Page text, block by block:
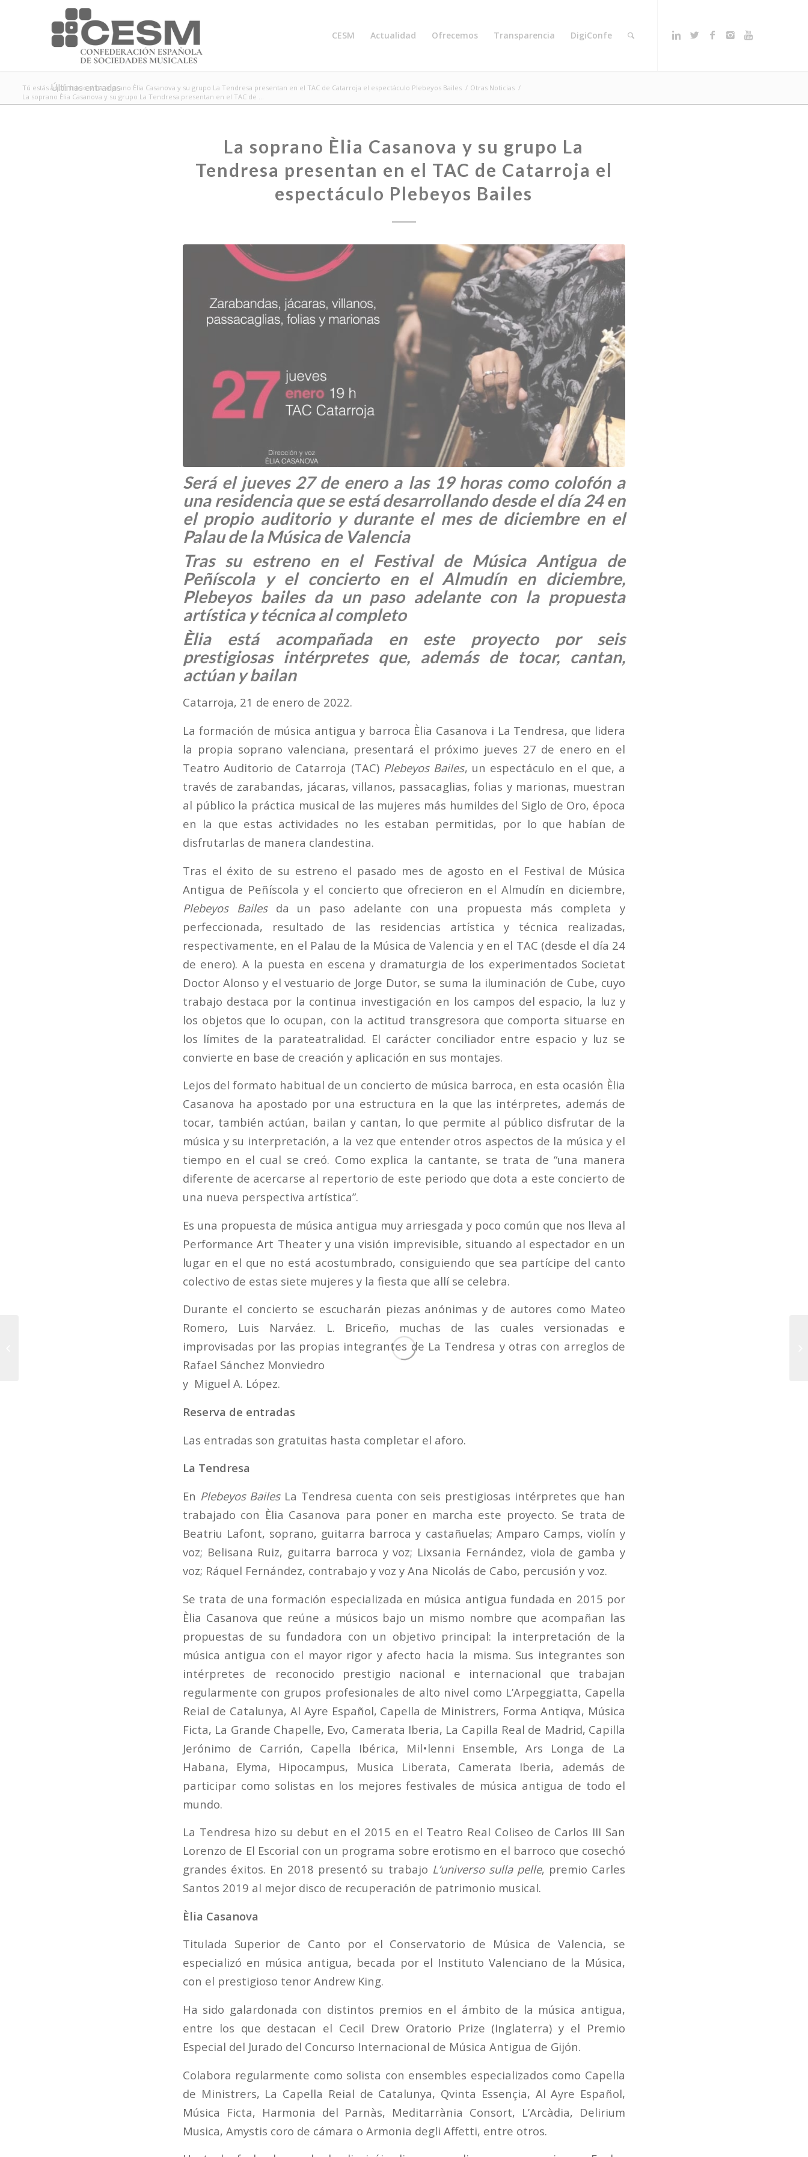
CESM Actualidad Ofrecemos Transparencia DigiConfe
Últimas entradas
Tú estás aquí: Inicio / La soprano Èlia Casanova y su grupo La Tendresa presentan en el TAC de Catarroja el espectáculo Plebeyos Bailes / Otras Noticias /
La soprano Èlia Casanova y su grupo La Tendresa presentan en el TAC de ...
La soprano Èlia Casanova y su grupo La
Tendresa presentan en el TAC de Catarroja el
espectáculo Plebeyos Bailes
Será el jueves 27 de enero a las 19 horas como colofón a
una residencia que se está desarrollando desde el día 24 en
el propio auditorio y durante el mes de diciembre en el
Palau de la Música de Valencia
Tras su estreno en el Festival de Música Antigua de
Peñíscola y el concierto en el Almudín en diciembre,
Plebeyos bailes da un paso adelante con la propuesta
artística y técnica al completo
Èlia está acompañada en este proyecto por seis
prestigiosas intérpretes que, además de tocar, cantan,
actúan y bailan
Catarroja, 21 de enero de 2022.
La formación de música antigua y barroca Èlia Casanova i La Tendresa, que lidera
la propia soprano valenciana, presentará el próximo jueves 27 de enero en el
Teatro Auditorio de Catarroja (TAC) Plebeyos Bailes, un espectáculo en el que, a
través de zarabandas, jácaras, villanos, passacaglias, folias y marionas, muestran
al público la práctica musical de las mujeres más humildes del Siglo de Oro, época
en la que estas actividades no les estaban permitidas, por lo que habían de
disfrutarlas de manera clandestina.
Tras el éxito de su estreno el pasado mes de agosto en el Festival de Música
Antigua de Peñíscola y el concierto que ofrecieron en el Almudín en diciembre,
Plebeyos Bailesda un paso adelante con una propuesta más completa y
perfeccionada, resultado de las residencias artística y técnica realizadas,
respectivamente, en el Palau de la Música de Valencia y en el TAC (desde el día 24
de enero). A la puesta en escena y dramaturgia de los experimentados Societat
Doctor Alonso y el vestuario de Jorge Dutor, se suma la iluminación de Cube, cuyo
trabajo destaca por la continua investigación en los campos del espacio, la luz y
los objetos que lo ocupan, con la actitud transgresora que comporta situarse en
los límites de la parateatralidad. El carácter conciliador entre espacio y luz se
convierte en base de creación y aplicación en sus montajes.
Lejos del formato habitual de un concierto de música barroca, en esta ocasión Èlia
Casanova ha apostado por una estructura en la que las intérpretes, además de
tocar, también actúan, bailan y cantan, lo que permite al público disfrutar de la
música y su interpretación, a la vez que entender otros aspectos de la música y el
tiempo en el cual se creó. Como explica la cantante, se trata de “una manera
diferente de acercarse al repertorio de este periodo que dota a este concierto de
una nueva perspectiva artística”.
Es una propuesta de música antigua muy arriesgada y poco común que nos lleva al
Performance Art Theater y una visión imprevisible, situando al espectador en un
lugar en el que no está acostumbrado, consiguiendo que sea partícipe del canto
colectivo de estas siete mujeres y la fiesta que allí se celebra.
Durante el concierto se escucharán piezas anónimas y de autores como Mateo
Romero, Luis Narváez. L. Briceño, muchas de las cuales versionadas e
improvisadas por las propias integrantes de La Tendresa y otras con arreglos de
Rafael Sánchez Monviedro
y Miguel A. López.
Reserva de entradas
Las entradas son gratuitas hasta completar el aforo.
La Tendresa
En Plebeyos BailesLa Tendresa cuenta con seis prestigiosas intérpretes que han
trabajado con Èlia Casanova para poner en marcha este proyecto. Se trata de
Beatriu Lafont, soprano, guitarra barroca y castañuelas; Amparo Camps, violín y
voz; Belisana Ruiz, guitarra barroca y voz; Lixsania Fernández, viola de gamba y
voz; Ráquel Fernández, contrabajo y voz y Ana Nicolás de Cabo, percusión y voz.
Se trata de una formación especializada en música antigua fundada en 2015 por
Èlia Casanova que reúne a músicos bajo un mismo nombre que acompañan las
propuestas de su fundadora con un objetivo principal: la interpretación de la
música antigua con el mayor rigor y afecto hacia la misma. Sus integrantes son
intérpretes de reconocido prestigio nacional e internacional que trabajan
regularmente con grupos profesionales de alto nivel como L’Arpeggiatta, Capella
Reial de Catalunya, Al Ayre Español, Capella de Ministrers, Forma Antiqva, Música
Ficta, La Grande Chapelle, Evo, Camerata Iberia, La Capilla Real de Madrid, Capilla
Jerónimo de Carrión, Capella Ibérica, Mil•lenni Ensemble, Ars Longa de La
Habana, Elyma, Hipocampus, Musica Liberata, Camerata Iberia, además de
participar como solistas en los mejores festivales de música antigua de todo el
mundo.
La Tendresa hizo su debut en el 2015 en el Teatro Real Coliseo de Carlos III San
Lorenzo de El Escorial con un programa sobre erotismo en el barroco que cosechó
grandes éxitos. En 2018 presentó su trabajo L’universo sulla pelle, premio Carles
Santos 2019 al mejor disco de recuperación de patrimonio musical.
Èlia Casanova
Titulada Superior de Canto por el Conservatorio de Música de Valencia, se
especializó en música antigua, becada por el Instituto Valenciano de la Música,
con el prestigioso tenor Andrew King.
Ha sido galardonada con distintos premios en el ámbito de la música antigua,
entre los que destacan el Cecil Drew Oratorio Prize (Inglaterra) y el Premio
Especial del Jurado del Concurso Internacional de Música Antigua de Gijón.
Colabora regularmente como solista con ensembles especializados como Capella
de Ministrers, La Capella Reial de Catalunya, Qvinta Essençia, Al Ayre Español,
Música Ficta, Harmonia del Parnàs, Meditarrània Consort, L’Arcàdia, Delirium
Musica, Amystis coro de cámara o Armonia degli Affetti, entre otros.